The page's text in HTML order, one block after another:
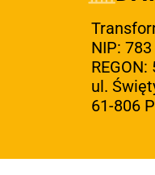
NIP:
ul.
61-806